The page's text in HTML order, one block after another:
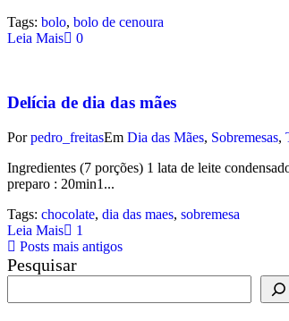
Tags: bolo, bolo de cenoura
Leia Mais
0
Delícia de dia das mães
Porpedro_freitasEm Dia das Mães, Sobremesas,
Ingredientes (7 porções) 1 lata de leite
preparo : 20min1...
Tags: chocolate, dia das maes, sobremesa
Leia Mais
1
Posts mais antigos
Pesquisar